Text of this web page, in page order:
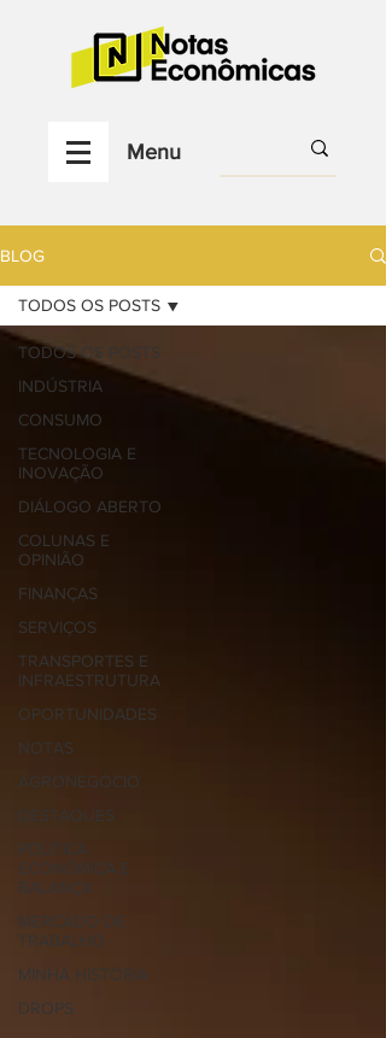
Menu
BLOG
TODOS OS POSTS
INDÚSTRIA
CONSUMO
TECNOLOGIA E
INOVAÇÃO
DIÁLOGO ABERTO
COLUNAS E
OPINIÃO
FINANÇAS
SERVIÇOS
TRANSPORTES E
INFRAESTRUTURA
OPORTUNIDADES
NOTAS
AGRONEGÓCIO
DESTAQUES
POLÍTICA
ECONÔMICA E
MERCADO DE
TRABALHO
MINHA HISTÓRIA
DROPS
TODOS OS POSTS